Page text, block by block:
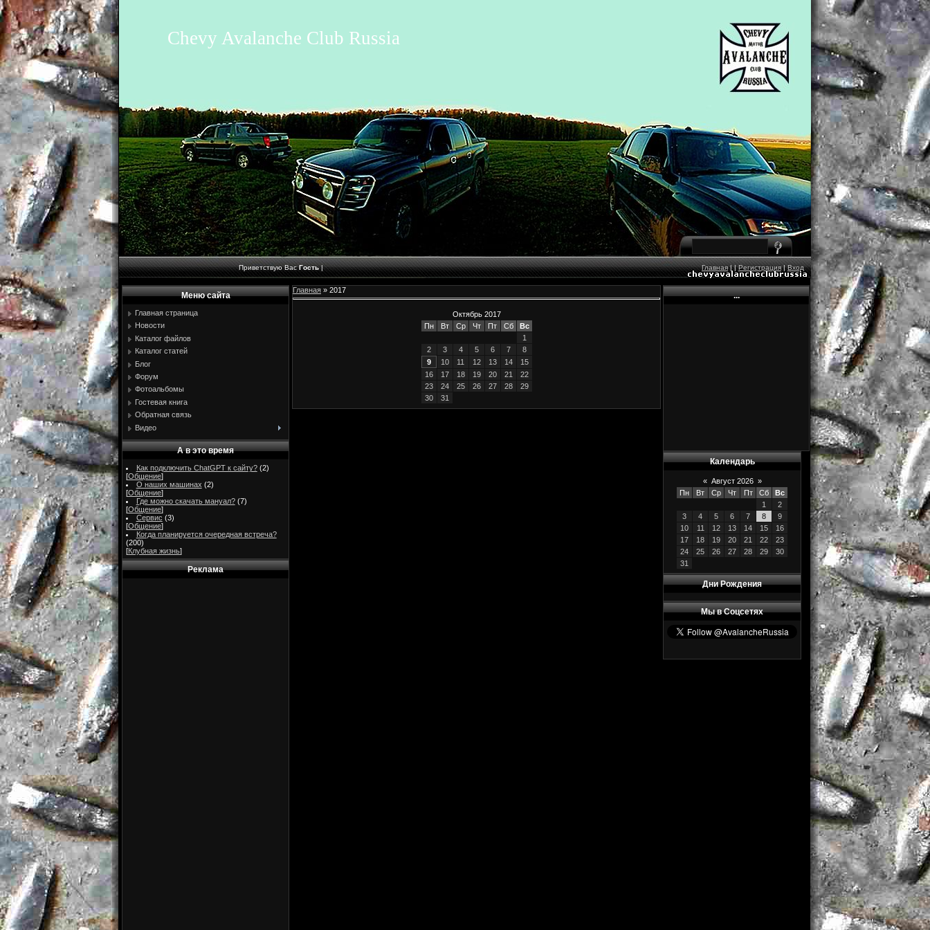
Chevy Avalanche Club Russia
Приветствую Вас Гость| Главная||Регистрация|Вход
Меню сайта
Главная страница
Новости
Каталог файлов
Каталог статей
Блог
Форум
Фотоальбомы
Гостевая книга
Обратная связь
Видео
А в это время
Как подключить ChatGPT к сайту? (2)
[Общение]
О наших машинах (2)
[Общение]
Где можно скачать мануал? (7)
[Общение]
Сервис (3)
[Общение]
Когда планируется очередная встреча?
(200)
[Клубная жизнь]
Реклама
Главная » 2017
Октябрь 2017
Пн
Вт Ср Чт Пт Сб
Вс
1
2
3 4 5 6 7
8
9
10 11 12 13 14
15
16
17 18 19 20 21
22
23
24 25 26 27 28
29
30
31
...
Календарь
« Август 2026 »
Пн
Вт Ср Чт Пт Сб
Вс
1
2
3
4 5 6 7 8
9
10
11 12 13 14 15
16
17
18 19 20 21 22
23
24
25 26 27 28 29
30
31
Дни Рождения
Мы в Соцсетях